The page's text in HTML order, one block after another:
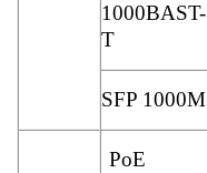
1000BAST-
T
SFP 1000M
PoE